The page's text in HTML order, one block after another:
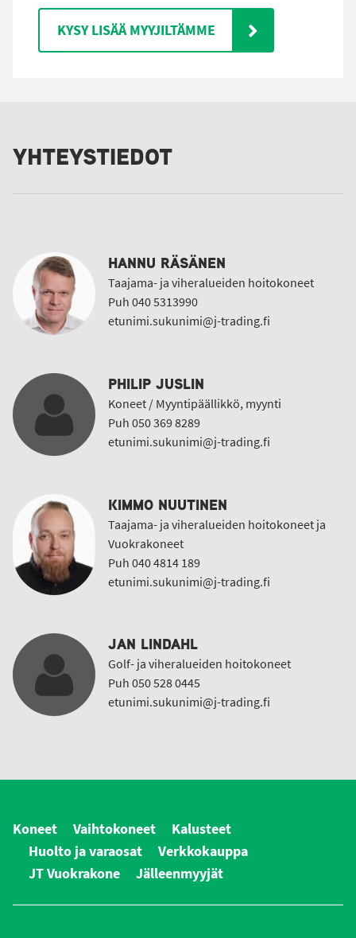
KYSY LISÄÄ MYYJILTÄMME
YHTEYSTIEDOT
HANNU RÄSÄNEN
Taajama- ja viheralueiden hoitokoneet
Puh 040 5313990
etunimi.sukunimi@j-trading.fi
PHILIP JUSLIN
Koneet / Myyntipäällikkö, myynti
Puh 050 369 8289
etunimi.sukunimi@j-trading.fi
KIMMO NUUTINEN
Taajama- ja viheralueiden hoitokoneet ja
Vuokrakoneet
Puh 040 4814 189
etunimi.sukunimi@j-trading.fi
JAN LINDAHL
Golf- ja viheralueiden hoitokoneet
Puh 050 528 0445
etunimi.sukunimi@j-trading.fi
Koneet Vaihtokoneet
Kalusteet
Huolto ja varaosat
Verkkokauppa
JT Vuokrakone
Jälleenmyyjät